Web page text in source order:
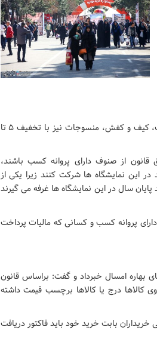
وی افزود: قیمت سایر کالاها مانند خشکبار، آجیل، شیرینی و شکلات، پوشاک، کیف و کفش، منسوجات نیز با تخفیف ۵ تا
قانون از صنوف دارای پروانه کسب باشند،
در این نمایشگاه ها شرکت کنند زیرا یکی از
سال در این نمایشگاه ها غرفه می گیرند
پروانه کسب و کسانی که مالیات پرداخت
بهاره امسال خبرداد و گفت: براساس قانون
کالاها درج یا کالاها برچسب قیمت داشته
بابت خرید خود باید فاکتور دریافت